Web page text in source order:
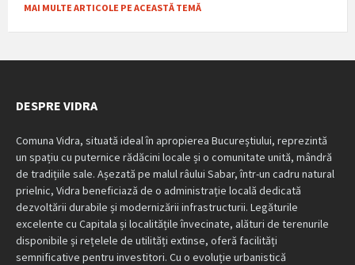
MAI MULTE ARTICOLE PE ACEASTĂ TEMĂ
DESPRE VIDRA
Comuna Vidra, situată ideal în apropierea Bucureștiului, reprezintă
un spațiu cu puternice rădăcini locale și o comunitate unită, mândră
de tradițiile sale. Așezată pe malul râului Sabar, într-un cadru natural
prielnic, Vidra beneficiază de o administrație locală dedicată
dezvoltării durabile și modernizării infrastructurii. Legăturile
excelente cu Capitala și localitățile învecinate, alături de terenurile
disponibile și rețelele de utilități extinse, oferă facilități
semnificative pentru investitori. Cu o evoluție urbanistică